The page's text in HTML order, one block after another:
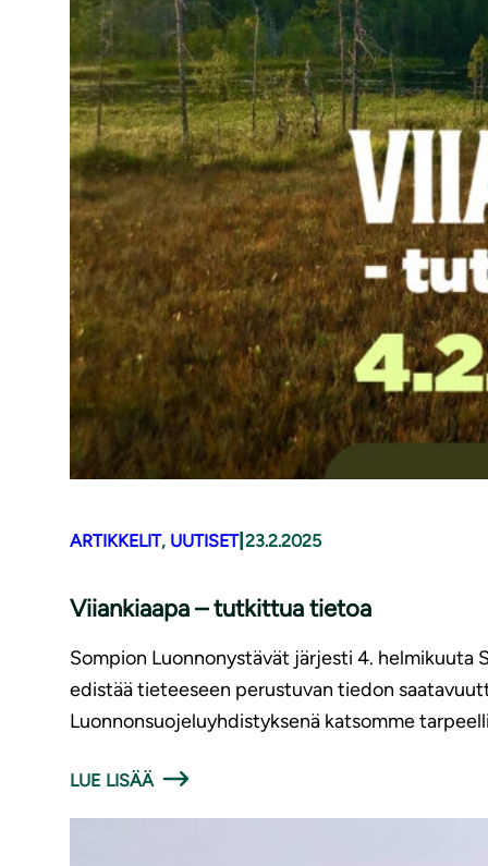
ARTIKKELIT, UUTISET| 23.2.2025
Viiankiaapa – tutkittua tietoa
Sompion Luonnonystävät järjesti 4. helmikuuta
edistää tieteeseen perustuvan tiedon
Luonnonsuojeluyhdistyksenä katsomme
LUE LISÄÄ